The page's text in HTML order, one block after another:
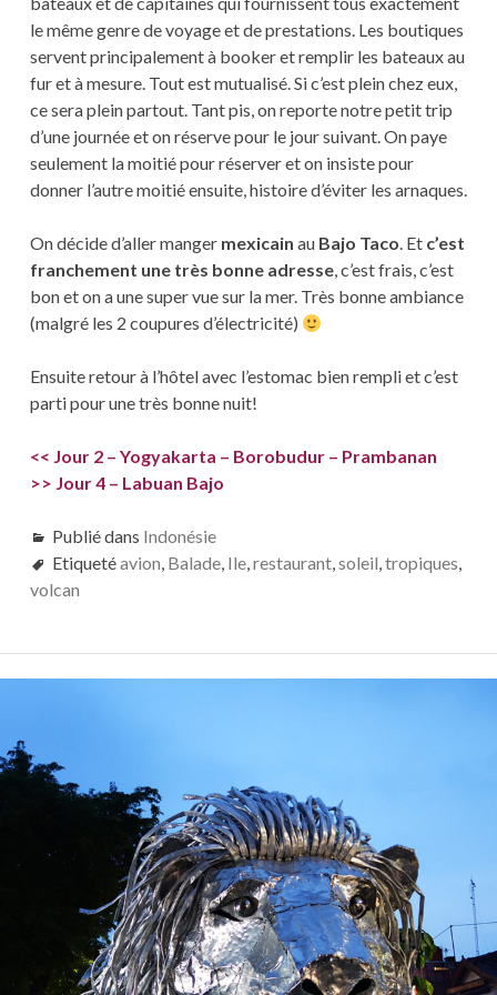
le même genre de voyage et de prestations. Les boutiques
servent principalement à booker et remplir les bateaux au
fur et à mesure. Tout est mutualisé. Si c’est plein chez eux,
ce sera plein partout. Tant pis, on reporte notre petit trip
d’une journée et on réserve pour le jour suivant. On paye
seulement la moitié pour réserver et on insiste pour
donner l’autre moitié ensuite, histoire d’éviter les arnaques.
On décide d’aller manger mexicain au Bajo Taco. Et c’est
franchement une très bonne adresse, c’est frais, c’est
bon et on a une super vue sur la mer. Très bonne ambiance
(malgré les 2 coupures d’électricité)
Ensuite retour à l’hôtel avec l’estomac bien rempli et c’est
parti pour une très bonne nuit!
<< Jour 2 – Yogyakarta – Borobudur – Prambanan
>> Jour 4 – Labuan Bajo
Publié dans Indonésie
Etiquetéavion, Balade, Ile,restaurant,soleil,tropiques,
volcan